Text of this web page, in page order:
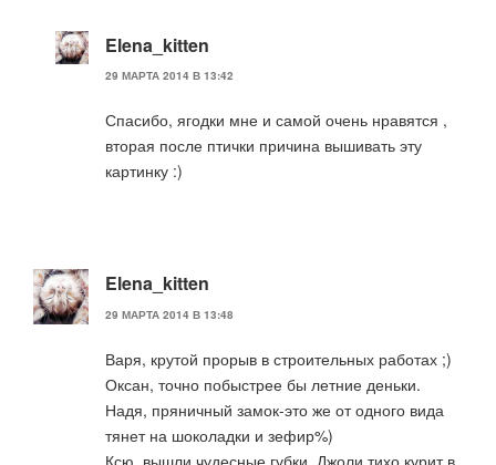
Elena_kitten
29 МАРТА 2014 В 13:42
Спасибо, ягодки мне и самой очень нравятся ,
вторая после птички причина вышивать эту
картинку :)
Elena_kitten
29 МАРТА 2014 В 13:48
Варя, крутой прорыв в строительных работах ;)
Оксан, точно побыстрее бы летние деньки.
Надя, пряничный замок-это же от одного вида
тянет на шоколадки и зефир%)
Ксю, вышли чудесные губки, Джоли тихо курит в